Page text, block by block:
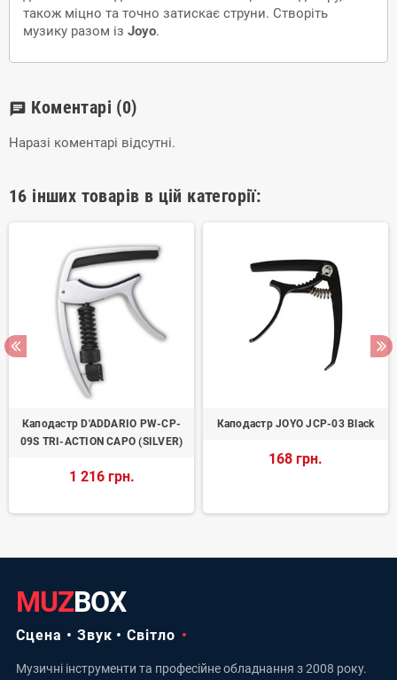
також міцно та точно затискає струни. Створіть
музику разом із Joyo.
chat Коментарі (0)
Наразі коментарі відсутні.
16 інших товарів в цій категорії:
Каподастр D'ADDARIO PW-CP-
09S TRI-ACTION CAPO (SILVER)
1 216 грн.
Каподастр JOYO JCP-03 Black
168 грн.
MUZBOX
Сцена • Звук • Світло
Музичні інструменти та професійне обладнання з 2008 року.